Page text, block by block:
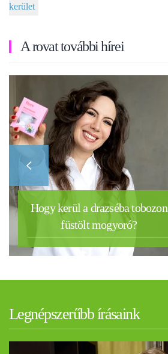
kerület
A rovat további hírei
Hogy kerül a drazséba tobozon
füstölt mogyoró?
Legnépszerűbb írásaink